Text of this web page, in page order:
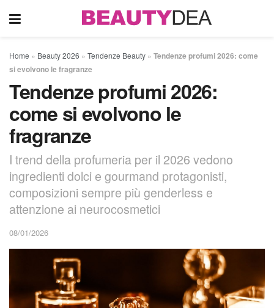
Home » Beauty 2026 » Tendenze Beauty » Tendenze profumi 2026: come
si evolvono le fragranze
Tendenze profumi 2026:
come si evolvono le
fragranze
I trend della profumeria per il 2026 vedono
ingredienti dolci e gourmand protagonisti,
composizioni sempre più genderless e
attenzione ai neurocosmetici
08/01/2026